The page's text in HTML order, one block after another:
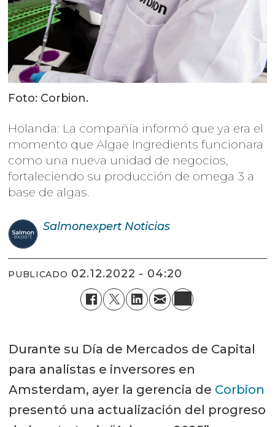
Foto: Corbion.
Holanda: La compañía informó que ya era el
momento que Algae Ingredients funcionara
como una nueva unidad de negocios,
fortaleciendo su producción de omega 3 a
base de algas.
Salmonexpert Noticias
PUBLICADO 02.12.2022 - 04:20
Durante su Día de Mercados de Capital
para analistas e inversores en
Amsterdam, ayer la gerencia de Corbion
presentó una actualización del progreso